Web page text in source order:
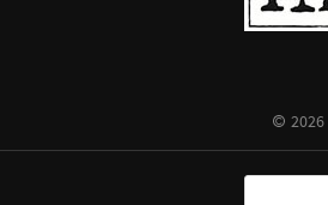
2026